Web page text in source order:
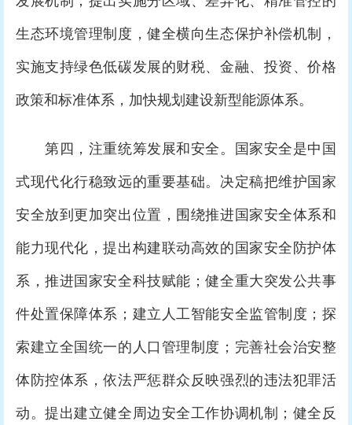
生态环境管理制度，健全横向生态保护补偿机制，
实施支持绿色低碳发展的财税、金融、投资、价格
政策和标准体系，加快规划建设新型能源体系。
第四，注重统筹发展和安全。国家安全是中国
式现代化行稳致远的重要基础。决定稿把维护国家
安全放到更加突出位置，围绕推进国家安全体系和
能力现代化，提出构建联动高效的国家安全防护体
系，推进国家安全科技赋能；健全重大突发公共事
件处置保障体系；建立人工智能安全监管制度；探
索建立全国统一的人口管理制度；完善社会治安整
体防控体系，依法严惩群众反映强烈的违法犯罪活
动。提出建立健全周边安全工作协调机制；健全反